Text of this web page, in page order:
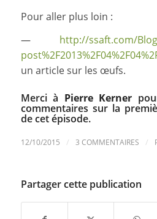
Pour aller plus loin :
— http://ssaft.com/
un article sur les œufs.
Merci à Pierre Kerner
commentaires sur la
de cet épisode.
12/10/2015 / 3 COMMENTAIRES /
Partager cette publication